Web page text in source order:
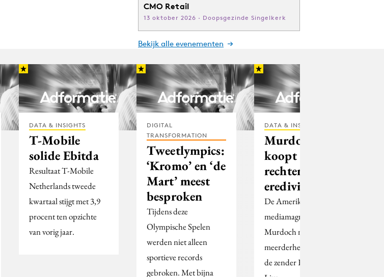
CMO Retail
13 oktober 2026 · Doopsgezinde Singelkerk
Bekijk alle evenementen
DATA & INSIGHTS
T-Mobile
solide Ebitda
Resultaat T-Mobile
Netherlands tweede
kwartaal stijgt met 3,9
procent ten opzichte
van vorig jaar.
DIGITAL
TRANSFORMATION
Tweetlympics:
‘Kromo’ en ‘de
Mart’ meest
besproken
Tijdens deze
Olympische Spelen
werden niet alleen
sportieve records
gebroken. Met bijna
DATA & INSIGHTS
Murdoch
koopt tv-
rechten
eredivisie
De Amerikaanse
mediamagnaat Rupert
Murdoch neemt een
meerderheidsbelang in
de zender Eredivisie